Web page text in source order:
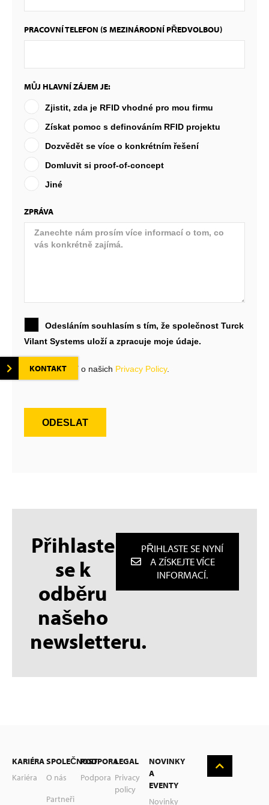
KONTAKT
PRACOVNÍ TELEFON (S MEZINÁRODNÍ PŘEDVOLBOU)
MŮJ HLAVNÍ ZÁJEM JE:
Zjistit, zda je RFID vhodné pro mou firmu
Získat pomoc s definováním RFID projektu
Dozvědět se více o konkrétním řešení
Domluvit si proof-of-concept
Jiné
ZPRÁVA
Odesláním souhlasím s tím, že společnost Turck
Vilant Systems uloží a zpracuje moje údaje.
Více informací o našich Privacy Policy.
ODESLAT
Přihlaste
se k
odběru
našeho
newsletteru.
PŘIHLASTE SE NYNÍ
A ZÍSKEJTE VÍCE
INFORMACÍ.
KARIÉRA
Kariéra
SPOLEČNOST
O nás
Partneři
PODPORA
Podpora
LEGAL
Privacy
policy
NOVINKY
A
EVENTY
Novinky
Deutsch